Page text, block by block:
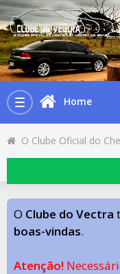
Toggle
navigation
Home
O Clube Oficial do
O Clube do Vectra
boas-vindas.
Atenção!